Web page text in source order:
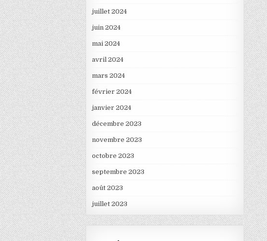
juillet 2024
juin 2024
mai 2024
avril 2024
mars 2024
février 2024
janvier 2024
décembre 2023
novembre 2023
octobre 2023
septembre 2023
août 2023
juillet 2023